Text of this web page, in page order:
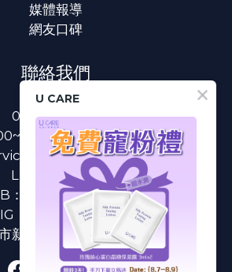
媒體報導
網友口碑
聯絡我們
0800-233-233
國定假日除外)
care.com.tw
LINE：
@ucare
：
U CARE 美麗粉專
：
ucare.tw2002
新莊區新北大道二段312號3樓
U CARE